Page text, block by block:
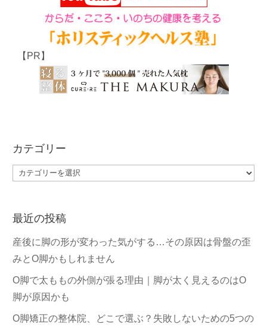
【PR】
カテゴリー
カ
リ
ー
最近の投稿
産後に脚の形が変わった気がする…その原因は骨盤の歪
みとO脚かもしれません
O脚で太ももの外側が張る理由｜脚が太く見えるのはO
脚が原因かも
O脚矯正の整体院、どこで選ぶ？失敗しないための5つの